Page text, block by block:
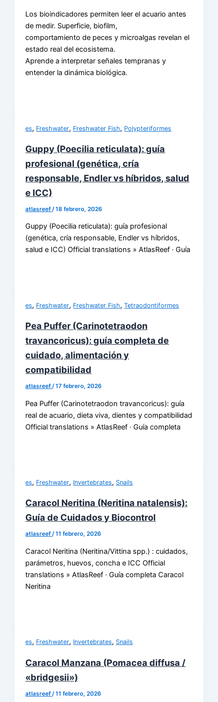
Los bioindicadores permiten leer el acuario antes
de medir. Superficie, biofilm,
comportamiento de peces y microalgas revelan el
estado real del ecosistema.
Aprende a interpretar señales tempranas y
entender la dinámica biológica.
es, Freshwater, Freshwater Fish, Polypteriformes
Guppy (Poecilia reticulata): guía
profesional (genética, cría
responsable, Endler vs híbridos, salud
e ICC)
atlasreef /18 febrero, 2026
Guppy (Poecilia reticulata): guía profesional
(genética, cría responsable, Endler vs híbridos,
salud e ICC) Official translations » AtlasReef · Guía
es, Freshwater, Freshwater Fish,Tetraodontiformes
Pea Puffer (Carinotetraodon
travancoricus): guía completa de
cuidado, alimentación y
compatibilidad
atlasreef/17 febrero, 2026
Pea Puffer (Carinotetraodon travancoricus): guía
real de acuario, dieta viva, dientes y compatibilidad
Official translations » AtlasReef · Guía completa
es, Freshwater, Invertebrates, Snails
Caracol Neritina (Neritina natalensis):
Guía de Cuidados y Biocontrol
atlasreef/11 febrero, 2026
Caracol Neritina (Neritina/Vittina spp.) : cuidados,
parámetros, huevos, concha e ICC Official
translations » AtlasReef · Guía completa Caracol
Neritina
es, Freshwater, Invertebrates, Snails
Caracol Manzana (Pomacea diffusa /
«bridgesii»)
atlasreef /11 febrero, 2026